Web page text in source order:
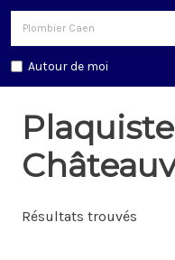
Autour de moi
Résultats trouvés